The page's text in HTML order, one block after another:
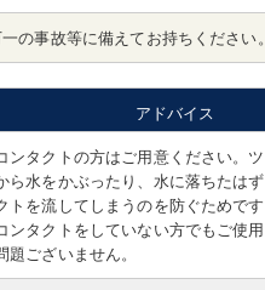
の事故等に備えてお持ちください
アドバイス
ンタクトの方はご用意ください。
ら水をかぶったり、水に落ちたは
トを流してしまうのを防ぐためで
ンタクトをしていない方でもご使
題ございません。